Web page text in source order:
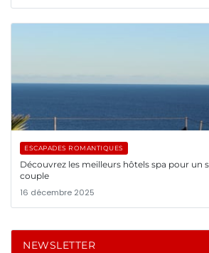
ESCAPADES ROMANTIQUES
Découvrez les meilleurs hôtels spa pour un
couple
16 décembre 2025
NEWSLETTER